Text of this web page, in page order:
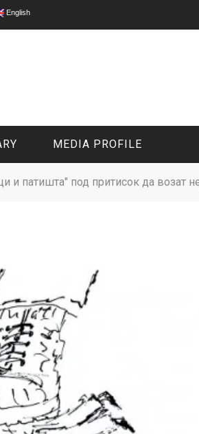
English
MEDIA PROFILE
и патишта" под притисок да возат